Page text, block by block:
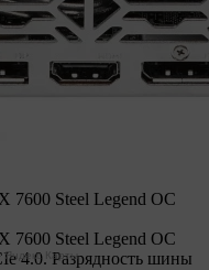
7600 Steel Legend OC
7600 Steel Legend OC
4.0. Разрядность шины
Карты